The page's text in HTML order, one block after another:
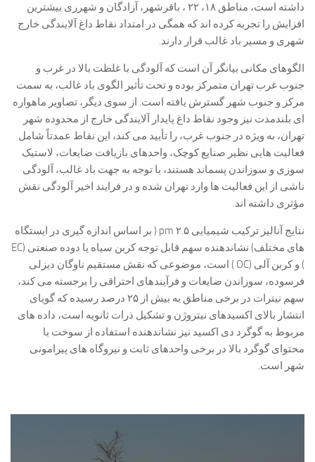
داشته است، مناطق ۱۸، ۲۲ ، باقرشهر، آزادگان و شهرری بیشترین
افزایش را تجربه کرده اند که همگی در امتداد نقاط داغ آلایندگی خارج
شهری و مسیر باد غالب قرار دارند.
الگوهای مکانی بیانگر آن است که آلودگی با غلظت بالا در غرب و
جنوب غرب تهران متمرکز بوده و تحت تأثیر الگوی باد غالب، به سمت
مرکز و جنوب شهر گسترش یافته است. از سوی دیگر، تصاویر ماهواره
ای بلندمدت نیز وجود نقاط داغ پایدار آلایندگی خارج از محدوده شهر
تهران، به ویژه در جنوب غرب، را تأیید می کند، این نقاط عمدتاً شامل
فعالیت هایی نظیر صنایع کوچک، واحدهای بازیافت ضایعات، لاستیک
سوزی و سوزاندن پسماند هستند، با توجه به جهت باد غالب، آلودگی
ناشی از این فعالیت ها وارد تهران شده و در فرایند اخیر آلودگی نقش
مؤثری داشته اند.
نتایج آنالیز ترکیب شیمیایی pm ۲.۵ ( بر اساس اندازه گیری در ایستگاه
های مختلف) نشاندهنده سهم قابل توجه کربن سیاه یا دوده صنعتی (EC
) و کربن آلی (OC ) است، موضوعی که نقش مستقیم ناوگان دیزلی
فرسوده، سوزاندن ضایعات و فرآیندهای احتراقی را برجسته می کند،
سهم نیترات در برخی مناطق به بیش از ۲۵ درصد رسیده که گویای
انتشار بالای اکسیدهای نیتروژن و تشکیل ذرات ثانویه است، داده های
مربوط به گوگرد دی اکسید نیز نشاندهنده استفاده از سوخت با
محتوای گوگرد بالا در برخی واحدهای ثابت و نیروگاه های پیرامونی
شهر است.